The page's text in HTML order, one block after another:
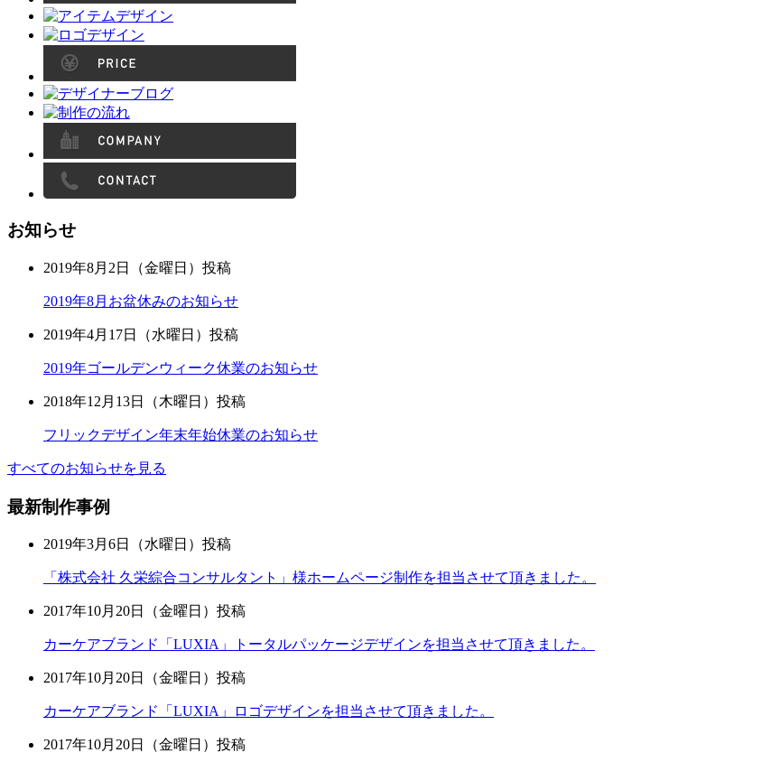
お知らせ
2019年8月2日（金曜日）投稿
2019年8月お盆休みのお知らせ
2019年4月17日（水曜日）投稿
2019年ゴールデンウィーク休業のお知らせ
2018年12月13日（木曜日）投稿
フリックデザイン年末年始休業のお知らせ
すべてのお知らせを見る
最新制作事例
2019年3月6日（水曜日）投稿
「株式会社 久栄綜合コンサルタント」様ホームページ制作を担当させて頂きました。
2017年10月20日（金曜日）投稿
カーケアブランド「LUXIA」トータルパッケージデザインを担当させて頂きました。
2017年10月20日（金曜日）投稿
カーケアブランド「LUXIA」ロゴデザインを担当させて頂きました。
2017年10月20日（金曜日）投稿